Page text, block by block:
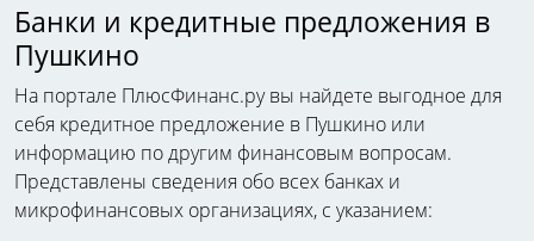
Банки и кредитные предложения в
Пушкино
На портале ПлюсФинанс.ру вы найдете выгодное для
себя кредитное предложение в Пушкино или
информацию по другим финансовым вопросам.
Представлены сведения обо всех банках и
микрофинансовых организациях, с указанием: